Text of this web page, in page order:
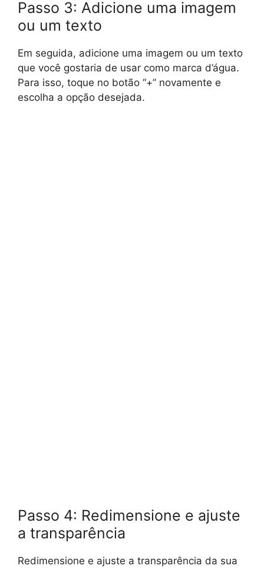
Passo 3: Adicione uma imagem
ou um texto
Em seguida, adicione uma imagem ou um texto
que você gostaria de usar como marca d’água.
Para isso, toque no botão “+” novamente e
escolha a opção desejada.
Passo 4: Redimensione e ajuste
a transparência
Redimensione e ajuste a transparência da sua